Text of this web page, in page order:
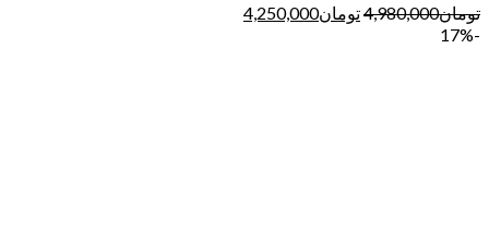
تومان4,980,000تومان4,250,000
-17%